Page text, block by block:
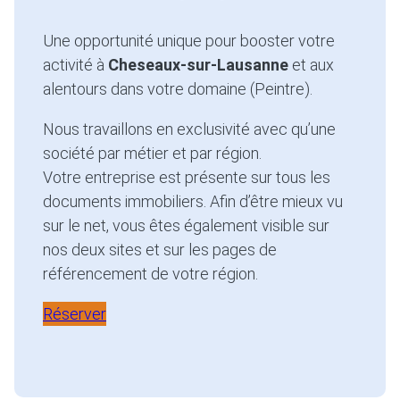
Une opportunité unique pour booster votre
activité à Cheseaux-sur-Lausanne et aux
alentours dans votre domaine (Peintre).
Nous travaillons en exclusivité avec qu’une
société par métier et par région.
Votre entreprise est présente sur tous les
documents immobiliers. Afin d’être mieux vu
sur le net, vous êtes également visible sur
nos deux sites et sur les pages de
référencement de votre région.
Réserver